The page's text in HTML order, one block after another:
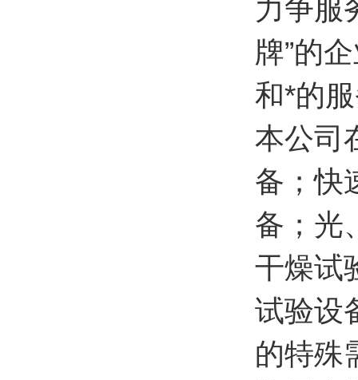
力争服
牌”的
和*的
本公司
备；快
备；光
干燥试
试验设
的特殊